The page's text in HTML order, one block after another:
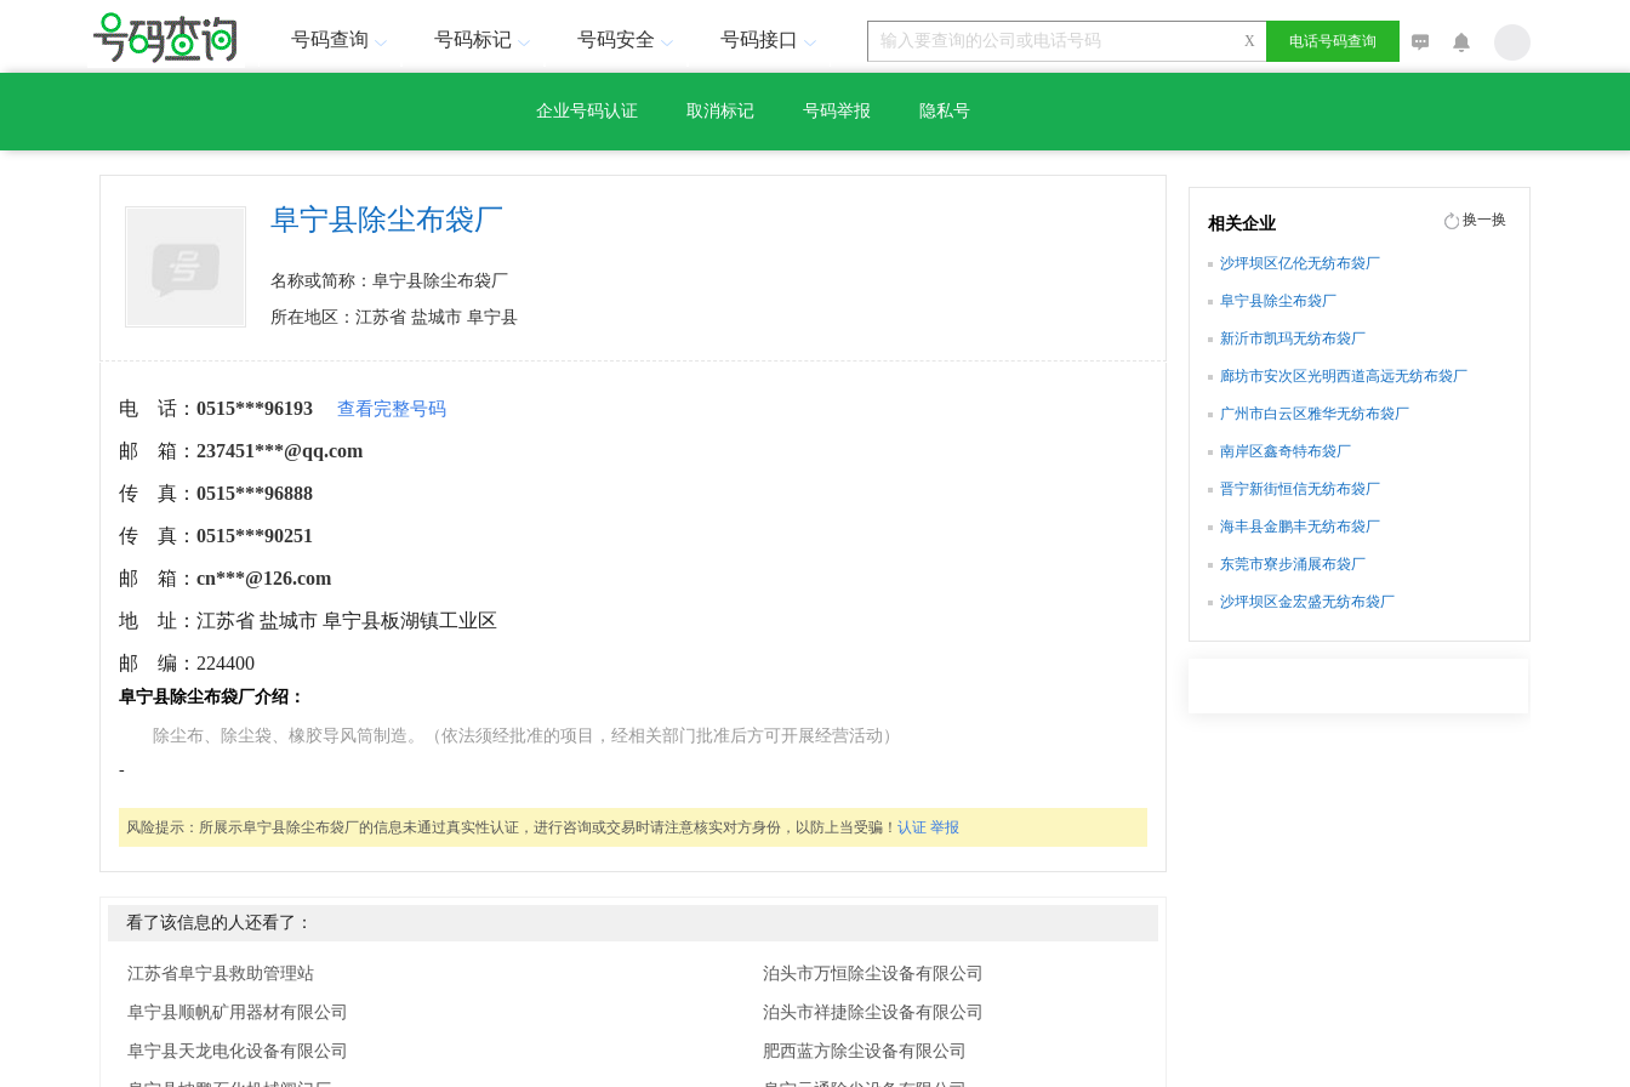
号码查询 号码标记 号码安全 号码接口 X 电话号码查询
企业号码认证 取消标记 号码举报 隐私号
阜宁县除尘布袋厂
名称或简称：阜宁县除尘布袋厂
所在地区：江苏省 盐城市 阜宁县
电 话： 0515***96193 查看完整号码
邮 箱： 237451***@qq.com
传 真： 0515***96888
传 真： 0515***90251
邮 箱： cn***@126.com
地 址： 江苏省 盐城市 阜宁县板湖镇工业区
邮 编： 224400
阜宁县除尘布袋厂介绍：
除尘布、除尘袋、橡胶导风筒制造。（依法须经批准的项目，经相关部门批准后方可开展经营活动）
-
风险提示： 所展示阜宁县除尘布袋厂的信息未通过真实性认证，进行咨询或交易时请注意核实对方身份，以防上当受骗！ 认证 举报
看了该信息的人还看了：
江苏省阜宁县救助管理站
阜宁县顺帆矿用器材有限公司
阜宁县天龙电化设备有限公司
泊头市万恒除尘设备有限公司
泊头市祥捷除尘设备有限公司
肥西蓝方除尘设备有限公司
相关企业 换一换
沙坪坝区亿伦无纺布袋厂
阜宁县除尘布袋厂
新沂市凯玛无纺布袋厂
廊坊市安次区光明西道高远无纺布袋厂
广州市白云区雅华无纺布袋厂
南岸区鑫奇特布袋厂
晋宁新街恒信无纺布袋厂
海丰县金鹏丰无纺布袋厂
东莞市寮步涌展布袋厂
沙坪坝区金宏盛无纺布袋厂